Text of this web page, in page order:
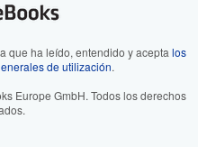
que ha leído, entendido y acepta los
de utilización.
Europe GmbH. Todos los derechos